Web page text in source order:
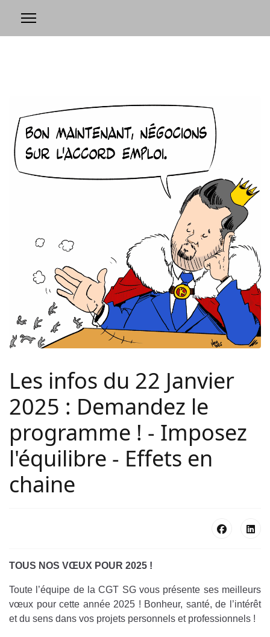
Les infos du 22 Janvier
2025 : Demandez le
programme ! - Imposez
l'équilibre - Effets en
chaine
TOUS NOS VŒUX POUR 2025 !
Toute l’équipe de la CGT SG vous présente ses meilleurs
vœux pour cette année 2025 ! Bonheur, santé, de l’intérêt
et du sens dans vos projets personnels et professionnels !